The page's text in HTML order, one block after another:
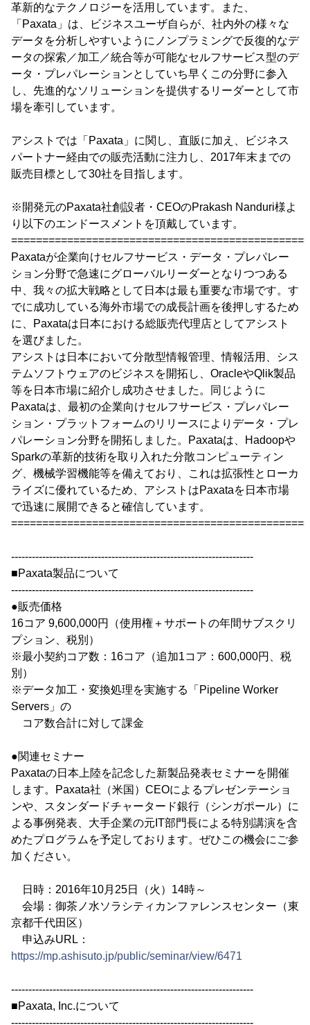
革新的なテクノロジーを活用しています。また、
「Paxata」は、ビジネスユーザ自らが、社内外の様々な
データを分析しやすいようにノンプラミングで反復的なデ
ータの探索／加工／統合等が可能なセルフサービス型のデ
ータ・プレパレーションとしていち早くこの分野に参入
し、先進的なソリューションを提供するリーダーとして市
場を牽引しています。
アシストでは「Paxata」に関し、直販に加え、ビジネス
パートナー経由での販売活動に注力し、2017年末までの
販売目標として30社を目指します。
※開発元のPaxata社創設者・CEOのPrakash Nanduri様よ
り以下のエンドースメントを頂戴しています。
Paxataが企業向けセルフサービス・データ・プレパレー
ション分野で急速にグローバルリーダーとなりつつある
中、我々の拡大戦略として日本は最も重要な市場です。す
でに成功している海外市場での成長計画を後押しするため
に、Paxataは日本における総販売代理店としてアシスト
を選びました。
アシストは日本において分散型情報管理、情報活用、シス
テムソフトウェアのビジネスを開拓し、OracleやQlik製品
等を日本市場に紹介し成功させました。同じように
Paxataは、最初の企業向けセルフサービス・プレパレー
ション・プラットフォームのリリースによりデータ・プレ
パレーション分野を開拓しました。Paxataは、Hadoopや
Sparkの革新的技術を取り入れた分散コンピューティン
グ、機械学習機能等を備えており、これは拡張性とローカ
ライズに優れているため、アシストはPaxataを日本市場
で迅速に展開できると確信しています。
----------------------------------------------------------------------
■Paxata製品について
----------------------------------------------------------------------
●販売価格
16コア 9,600,000円（使用権＋サポートの年間サブスクリ
プション、税別）
※最小契約コア数：16コア（追加1コア：600,000円、税
別）
※データ加工・変換処理を実施する「Pipeline Worker
Servers」の
コア数合計に対して課金
●関連セミナー
Paxataの日本上陸を記念した新製品発表セミナーを開催
します。Paxata社（米国）CEOによるプレゼンテーショ
ンや、スタンダードチャータード銀行（シンガポール）に
よる事例発表、大手企業の元IT部門長による特別講演を含
めたプログラムを予定しております。ぜひこの機会にご参
加ください。
日時：2016年10月25日（火）14時～
会場：御茶ノ水ソラシティカンファレンスセンター（東
京都千代田区）
申込みURL：
https://mp.ashisuto.jp/public/seminar/view/6471
----------------------------------------------------------------------
■Paxata, Inc.について
----------------------------------------------------------------------